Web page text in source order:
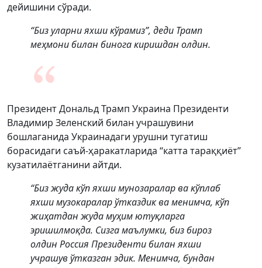
дейишини сўради.
“Биз уларни яхши кўрамиз”, деди Трамп
меҳмони билан бинога киришдан олдин.
Президент Дональд Трамп Украина Президенти
Владимир Зеленский билан учрашувини
бошлаганида Украинадаги урушни тугатиш
борасидаги саъй-ҳаракатларида “катта тараққиёт”
кузатилаётганини айтди.
“Биз жуда кўп яхши мунозаралар ва кўплаб
яхши музокаралар ўтказдик ва менимча, кўп
жиҳатдан жуда муҳим ютуқларга
эришилмоқда. Сизга маълумки, биз бироз
олдин Россия Президенти билан яхши
учрашув ўтказган эдик. Менимча, бундан